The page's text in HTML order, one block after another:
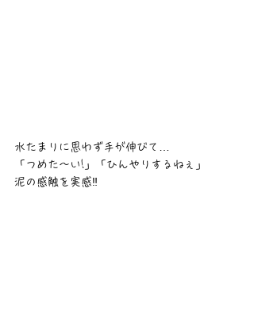
水たまりに思わず手が伸びて…
「つめた〜い!」「ひんやりするねぇ」
泥の感触を実感‼️